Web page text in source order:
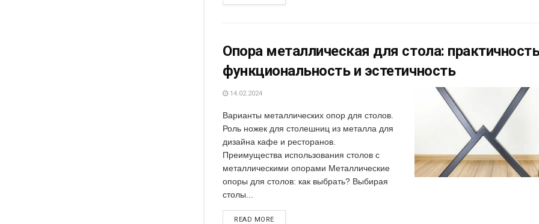
Опора металлическая для стола:
функциональность и эстетичность
14.02.2024
Варианты металлических опор для столов.
Роль ножек для столешниц из металла для
дизайна кафе и ресторанов.
Преимущества использования столов с
металлическими опорами Металлические
опоры для столов: как выбрать? Выбирая
столы...
READ MORE